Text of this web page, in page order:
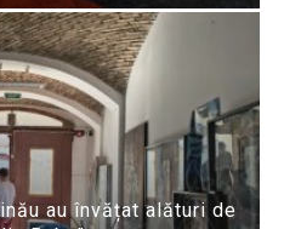
au învățat alături de